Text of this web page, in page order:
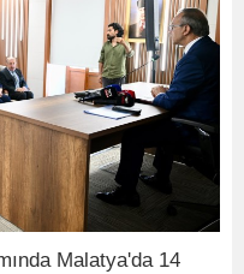
Malatya'da 14